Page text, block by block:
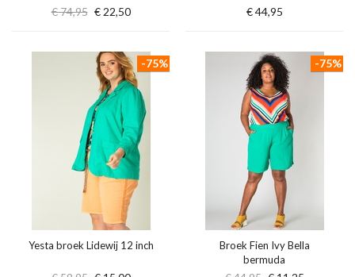
€ 74,95 € 22,50 € 44,95
Yesta broek Lidewij 12 inch
-75%
Broek Fien Ivy Bella
bermuda
-75%